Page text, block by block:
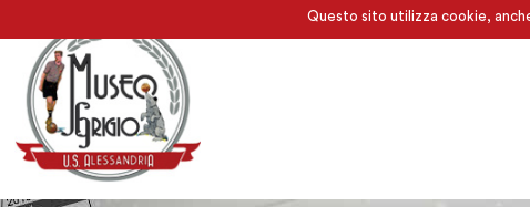
Questo sito utilizza cookie,